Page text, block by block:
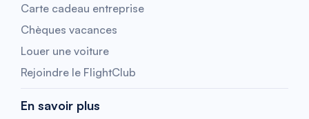
Carte cadeau entreprise
Chèques vacances
Louer une voiture
Rejoindre le FlightClub
En savoir plus